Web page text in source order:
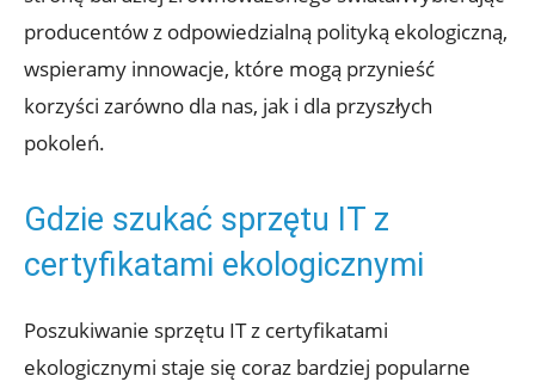
producentów z odpowiedzialną polityką ekologiczną,
wspieramy innowacje, które mogą przynieść
korzyści zarówno dla nas, jak i dla przyszłych
pokoleń.
Gdzie szukać sprzętu IT z
certyfikatami ekologicznymi
Poszukiwanie sprzętu IT z certyfikatami
ekologicznymi staje się coraz bardziej popularne